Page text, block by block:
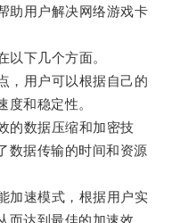
用户解决网络游戏卡
下几个方面。
用户可以根据自己的
度和稳定性。
数据压缩和加密技
数据传输的时间和资源
速模式，根据用户实